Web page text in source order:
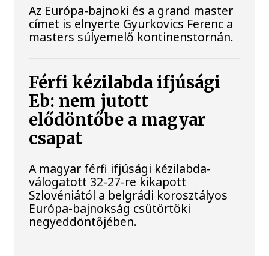
Az Európa-bajnoki és a grand master
címet is elnyerte Gyurkovics Ferenc a
masters súlyemelő kontinenstornán.
Férfi kézilabda ifjúsági
Eb: nem jutott
elődöntőbe a magyar
csapat
A magyar férfi ifjúsági kézilabda-
válogatott 32-27-re kikapott
Szlovéniától a belgrádi korosztályos
Európa-bajnokság csütörtöki
negyeddöntőjében.